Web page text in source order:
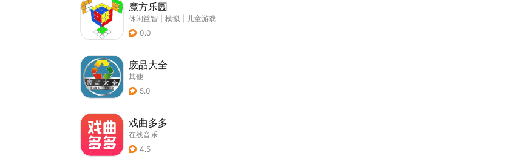
魔方乐园
休闲益智 模拟
儿童游戏
0.0
废品大全
其他
5.0
戏曲多多
在线音乐
4.5